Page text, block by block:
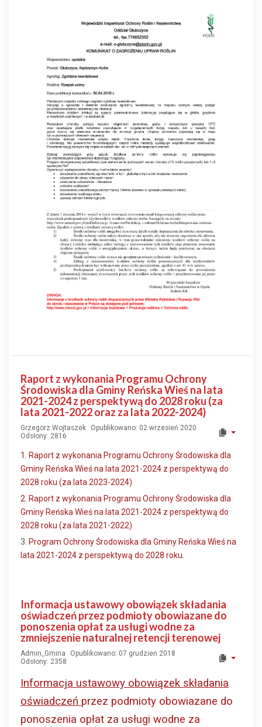
Raport z wykonania Programu Ochrony
Środowiska dla Gminy Reńska Wieś na lata
2021-2024 z perspektywą do 2028 roku (za
lata 2021-2022 oraz za lata 2022-2024)
Grzegorz Wojtaszek
Opublikowano: 02 wrzesień 2020
Odsłony: 2816
1. Raport z wykonania Programu Ochrony Środowiska dla
Gminy Reńska Wieś na lata 2021-2024 z perspektywą do
2028 roku (za lata 2023-2024)
2. Raport z wykonania Programu Ochrony Środowiska dla
Gminy Reńska Wieś na lata 2021-2024 z perspektywą do
2028 roku (za lata 2021-2022)
3. Program Ochrony Środowiska dla Gminy Reńska Wieś na
lata 2021-2024 z perspektywą do 2028 roku.
Informacja ustawowy obowiązek składania
oświadczeń przez podmioty obowiazane do
ponoszenia opłat za usługi wodne za
zmniejszenie naturalnej retencji terenowej
Admin_Gmina
Opublikowano: 07 grudzień 2018
Odsłony: 2358
Informacja ustawowy obowiązek składania
oświadczeń przez podmioty obowiazane do
ponoszenia opłat za usługi wodne za